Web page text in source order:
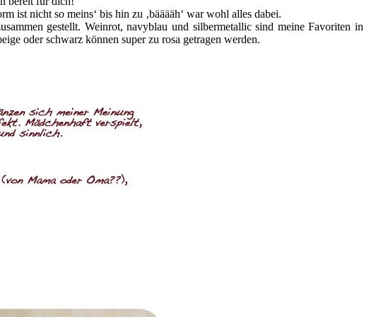
ist nicht so meins‘ bis hin zu ‚bääääh‘ war wohl alles dabei.
gestellt. Weinrot, navyblau und silbermetallic sind meine Favoriten in
oder schwarz können super zu rosa getragen werden.